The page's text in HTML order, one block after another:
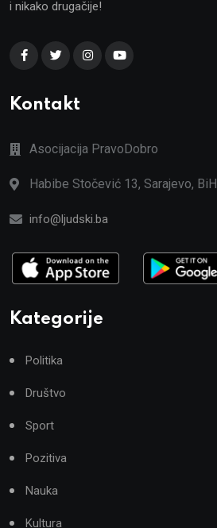
i nikako drugačije!
Kontakt
Asocijacija PravoDobro
Habibe Stočević 13, Sarajevo, BiH
info@ljudski.ba
Kategorije
Politika
Društvo
Sport
Pozitiva
Nauka
Kultura